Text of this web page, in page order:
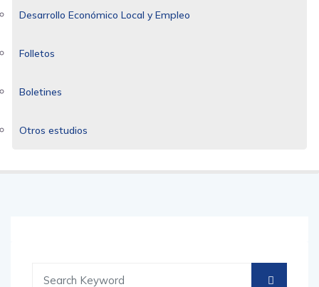
Desarrollo Económico Local y Empleo
Folletos
Boletines
Otros estudios